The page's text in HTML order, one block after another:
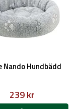
Nando Hundbädd
239 kr